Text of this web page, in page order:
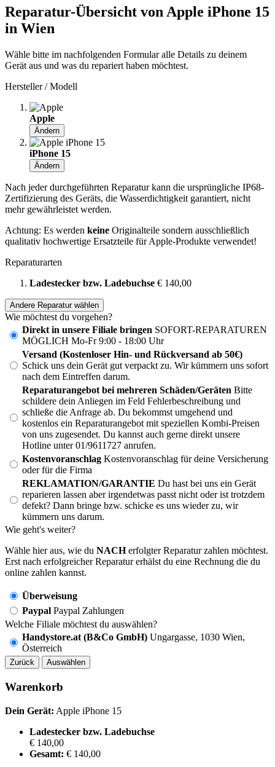
Reparatur-Übersicht von Apple iPhone 15
in Wien
Wähle bitte im nachfolgenden Formular alle Details zu deinem
Gerät aus und was du repariert haben möchtest.
Hersteller / Modell
Apple
Ändern
iPhone 15
Ändern
Nach jeder durchgeführten Reparatur kann die ursprüngliche IP68-
Zertifizierung des Geräts, die Wasserdichtigkeit garantiert, nicht
mehr gewährleistet werden.
Achtung: Es werden keine Originalteile sondern ausschließlich
qualitativ hochwertige Ersatzteile für Apple-Produkte verwendet!
Reparaturarten
Ladestecker bzw. Ladebuchse € 140,00
Andere Reparatur wählen
Wie möchtest du vorgehen?
Direkt in unsere Filiale bringen SOFORT-REPARATUREN
MÖGLICH Mo-Fr 9:00 - 18:00 Uhr
Versand (Kostenloser Hin- und Rückversand ab 50€)
Schick uns dein Gerät gut verpackt zu. Wir kümmern uns sofort
nach dem Eintreffen darum.
Reparaturangebot bei mehreren Schäden/Geräten Bitte
schildere dein Anliegen im Feld Fehlerbeschreibung und
schließe die Anfrage ab. Du bekommst umgehend und
kostenlos ein Reparaturangebot mit speziellen Kombi-Preisen
von uns zugesendet. Du kannst auch gerne direkt unsere
Hotline unter 01/9611727 anrufen.
Kostenvoranschlag Kostenvoranschlag für deine Versicherung
oder für die Firma
REKLAMATION/GARANTIE Du hast bei uns ein Gerät
reparieren lassen aber irgendetwas passt nicht oder ist trotzdem
defekt? Dann bringe bzw. schicke es uns wieder zu, wir
kümmern uns darum.
Wie geht's weiter?
Wähle hier aus, wie du NACHerfolgter Reparatur zahlen möchtest.
Erst nach erfolgreicher Reparatur erhälst du eine Rechnung die du
online zahlen kannst.
Überweisung
Paypal Paypal Zahlungen
Welche Filiale möchtest du auswählen?
Handystore.at (B&Co GmbH) Ungargasse, 1030 Wien,
Österreich
Zurück Auswählen
Warenkorb
Dein Gerät: Apple iPhone 15
Ladestecker bzw. Ladebuchse
€ 140,00
Gesamt: € 140,00